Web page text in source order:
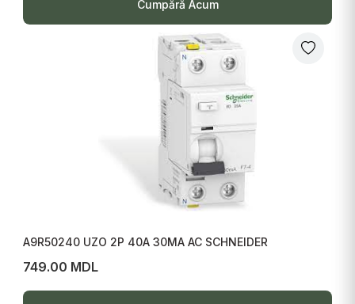
Cumpără Acum
A9R50240 UZO 2P 40A 30MA AC SCHNEIDER
749.00 MDL